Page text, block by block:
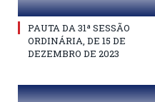
PAUTA DA 31ª SESSÃO
ORDINÁRIA, DE 15 DE
DEZEMBRO DE 2023